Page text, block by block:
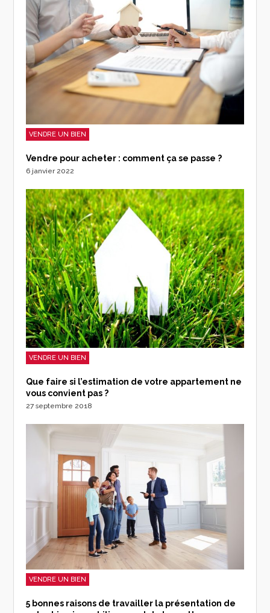
VENDRE UN BIEN
Vendre pour acheter : comment ça se passe ?
6 janvier 2022
VENDRE UN BIEN
Que faire si l’estimation de votre appartement ne
vous convient pas ?
27 septembre 2018
VENDRE UN BIEN
5 bonnes raisons de travailler la présentation de